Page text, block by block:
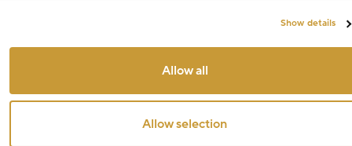
Show details
Allow all
Allow selection